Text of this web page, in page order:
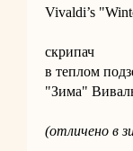
Vivaldi’s
скрипач
в теплом
"Зима"
(отличено в